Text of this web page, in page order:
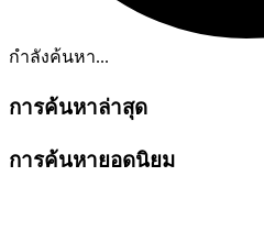
กำลังค้นหา...
การค้นหาล่าสุด
การค้นหายอดนิยม